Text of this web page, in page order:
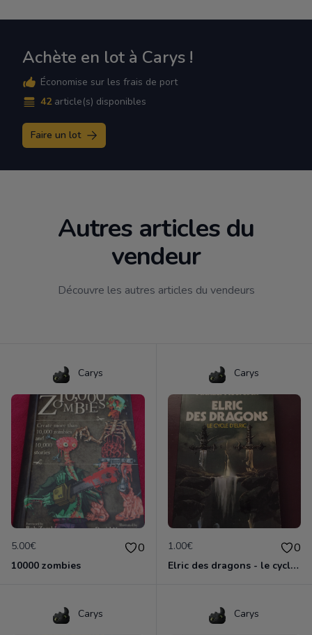
Achète en lot à Carys !
Économise sur les frais de port
42 article(s) disponibles
Faire un lot
Autres articles du
vendeur
Découvre les autres articles du vendeurs
Carys
5.00€ 0
10000 zombies
Carys
1.00€ 0
Elric des dragons - le cycle d’Elric
Carys Carys